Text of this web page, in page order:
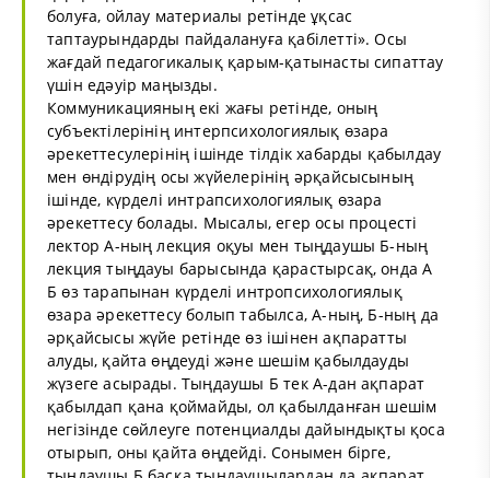
болуға, ойлау материалы ретінде ұқсас
таптаурындарды пайдалануға қабілетті». Осы
жағдай педагогикалық қарым-қатынасты сипаттау
үшін едәуір маңызды.
Коммуникацияның екі жағы ретінде, оның
субъектілерінің интерпсихологиялық өзара
әрекеттесулерінің ішінде тілдік хабарды қабылдау
мен өндірудің осы жүйелерінің әрқайсысының
ішінде, күрделі интрапсихологиялық өзара
әрекеттесу болады. Мысалы, егер осы процесті
лектор А-ның лекция оқуы мен тыңдаушы Б-ның
лекция тыңдауы барысында қарастырсақ, онда А
Б өз тарапынан күрделі интропсихологиялық
өзара әрекеттесу болып табылса, А-ның, Б-ның да
әрқайсысы жүйе ретінде өз ішінен ақпаратты
алуды, қайта өңдеуді және шешім қабылдауды
жүзеге асырады. Тыңдаушы Б тек А-дан ақпарат
қабылдап қана қоймайды, ол қабылданған шешім
негізінде сөйлеуге потенциалды дайындықты қоса
отырып, оны қайта өңдейді. Сонымен бірге,